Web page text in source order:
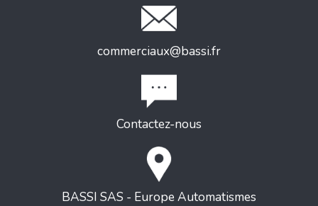
commerciaux@bassi.fr
Contactez-nous
BASSI SAS - Europe Automatismes